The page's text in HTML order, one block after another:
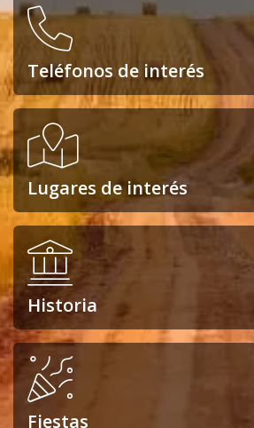
Teléfonos de interés
Lugares de interés
Historia
Fiestas